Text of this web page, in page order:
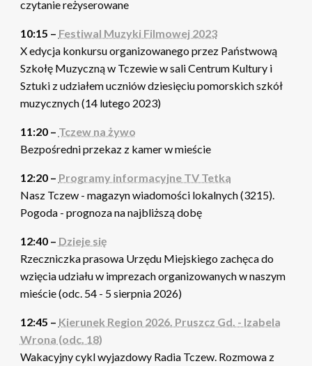
czytanie reżyserowane
10:15 – Festiwal Muzyki Filmowej 2023
X edycja konkursu organizowanego przez Państwową
Szkołę Muzyczną w Tczewie w sali Centrum Kultury i
Sztuki z udziałem uczniów dziesięciu pomorskich szkół
muzycznych (14 lutego 2023)
11:20 – Tczew na żywo
Bezpośredni przekaz z kamer w mieście
12:20 – Programy informacyjne TV Tetka
Nasz Tczew - magazyn wiadomości lokalnych (3215).
Pogoda - prognoza na najbliższą dobę
12:40 – Dzieje się
Rzeczniczka prasowa Urzędu Miejskiego zachęca do
wzięcia udziału w imprezach organizowanych w naszym
mieście (odc. 54 - 5 sierpnia 2026)
12:45 – Kierunek Region 2026. Pruszcz Gd. - Izabela
Wrona (odc. 18)
Wakacyjny cykl wyjazdowy Radia Tczew. Rozmowa z